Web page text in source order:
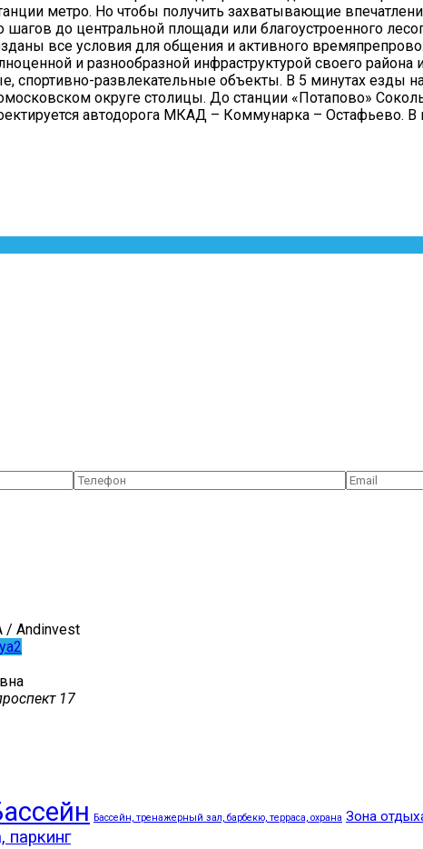
метро. Но чтобы получить захватывающие
шагов до центральной площади или благоустроенного
все условия для общения и активного
и разнообразной инфраструктурой своего
спортивно-развлекательные объекты. В 5 минутах езды на
округе столицы. До станции «Потапово»
автодорога МКАД – Коммунарка – Остафьево. В
/ Andinvest
17
Бассейн, тренажерный зал, барбекю, терраса, охрана Зона
паркинг